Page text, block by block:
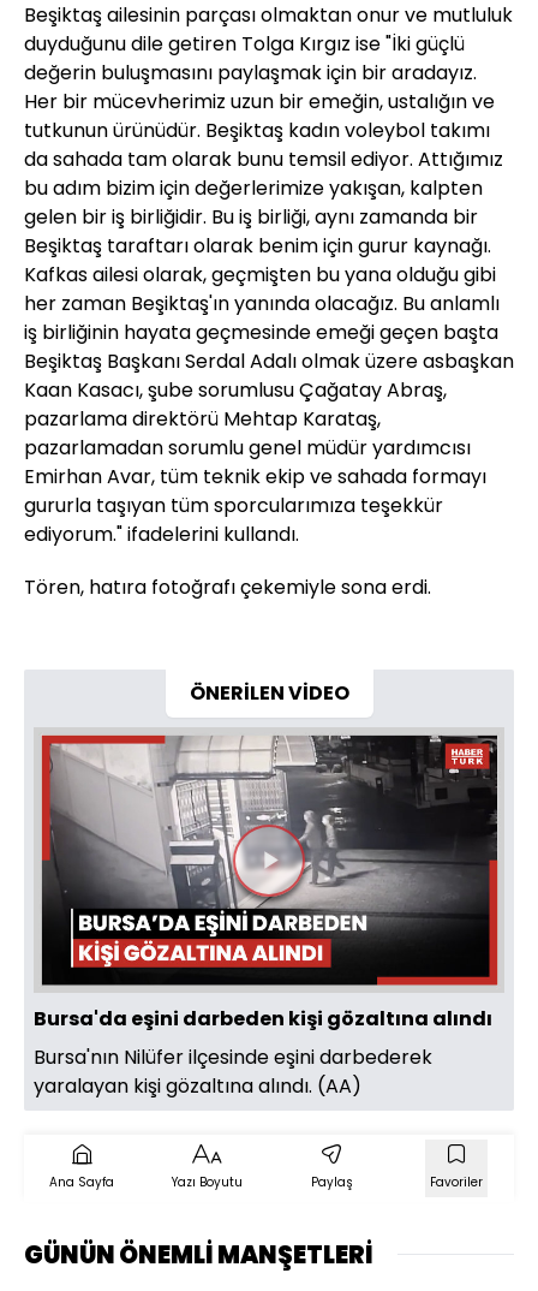
Beşiktaş ailesinin parçası olmaktan onur ve mutluluk
duyduğunu dile getiren Tolga Kırgız ise "İki güçlü
değerin buluşmasını paylaşmak için bir aradayız.
Her bir mücevherimiz uzun bir emeğin, ustalığın ve
tutkunun ürünüdür. Beşiktaş kadın voleybol takımı
da sahada tam olarak bunu temsil ediyor. Attığımız
bu adım bizim için değerlerimize yakışan, kalpten
gelen bir iş birliğidir. Bu iş birliği, aynı zamanda bir
Beşiktaş taraftarı olarak benim için gurur kaynağı.
Kafkas ailesi olarak, geçmişten bu yana olduğu gibi
her zaman Beşiktaş'ın yanında olacağız. Bu anlamlı
iş birliğinin hayata geçmesinde emeği geçen başta
Beşiktaş Başkanı Serdal Adalı olmak üzere asbaşkan
Kaan Kasacı, şube sorumlusu Çağatay Abraş,
pazarlama direktörü Mehtap Karataş,
pazarlamadan sorumlu genel müdür yardımcısı
Emirhan Avar, tüm teknik ekip ve sahada formayı
gururla taşıyan tüm sporcularımıza teşekkür
ediyorum." ifadelerini kullandı.
Tören, hatıra fotoğrafı çekemiyle sona erdi.
ÖNERİLEN VİDEO
Videoyu
Oynat
Bursa'da eşini darbeden kişi gözaltına alındı
Bursa'nın Nilüfer ilçesinde eşini darbederek
yaralayan kişi gözaltına alındı. (AA)
Ana Sayfa Yazı Boyutu Paylaş Favoriler
GÜNÜN ÖNEMLİ MANŞETLERİ